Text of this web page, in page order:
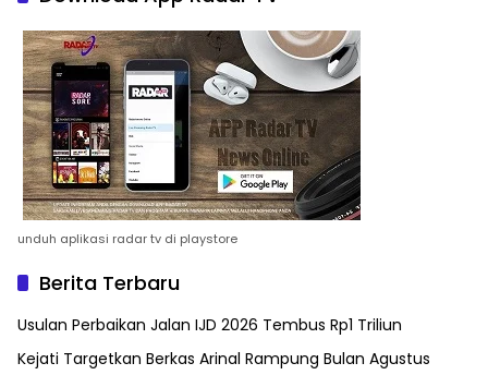
unduh aplikasi radar tv di playstore
Berita Terbaru
Usulan Perbaikan Jalan IJD 2026 Tembus Rp1 Triliun
Kejati Targetkan Berkas Arinal Rampung Bulan Agustus